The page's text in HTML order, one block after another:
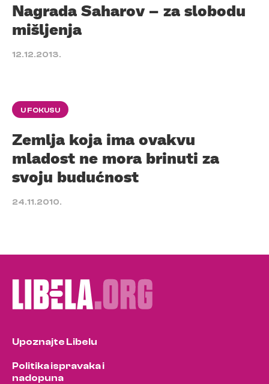
Nagrada Saharov – za slobodu
mišljenja
12.12.2013.
U FOKUSU
Zemlja koja ima ovakvu
mladost ne mora brinuti za
svoju budućnost
24.11.2010.
Upoznajte Libelu
Politika ispravaka i
nadopuna